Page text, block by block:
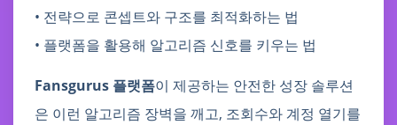
• 전략으로 콘셉트와 구조를 최적화하는 법
• 플랫폼을 활용해 알고리즘 신호를 키우는 법
Fansgurus 플랫폼이 제공하는 안전한 성장 솔루션
은 이런 알고리즘 장벽을 깨고, 조회수와 계정 열기를